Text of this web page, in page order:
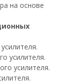
на основе
усилителя.
усилителя.